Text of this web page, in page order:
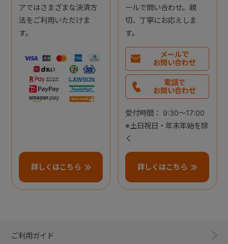
アではさまざまな決済方
法をご利用いただけま
す。
詳しくはこちら
ールで問い合わせ。親
切、丁寧にお応えしま
す。
メールで
お問い合わせ
電話で
お問い合わせ
受付時間： 9:30～17:00
※土日祝日・年末年始を除
く
詳しくはこちら
ご利用ガイド